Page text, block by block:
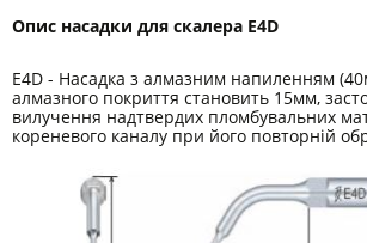
Опис насадки для скалера E4D
E4D - Насадка з алмазним напиленням
алмазного покриття становить 15мм,
вилучення надтвердих пломбувальних
кореневого каналу при його повторній